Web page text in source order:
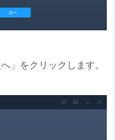
」をクリックします。